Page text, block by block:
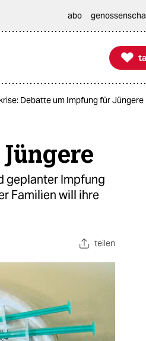
abo

taz
Debatte um Impfung für Jüngere
geplanter Impfung
Familien will ihre
teilen